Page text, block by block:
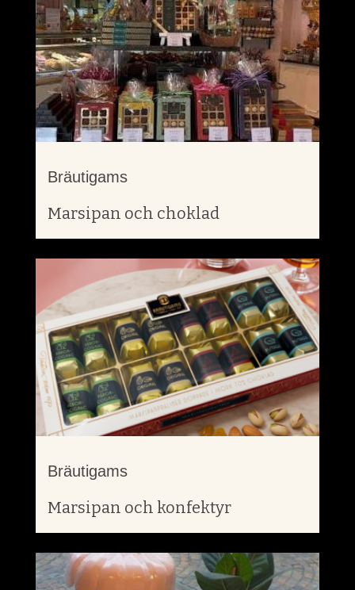
Bräutigams
Marsipan och choklad
Bräutigams
Marsipan och konfektyr